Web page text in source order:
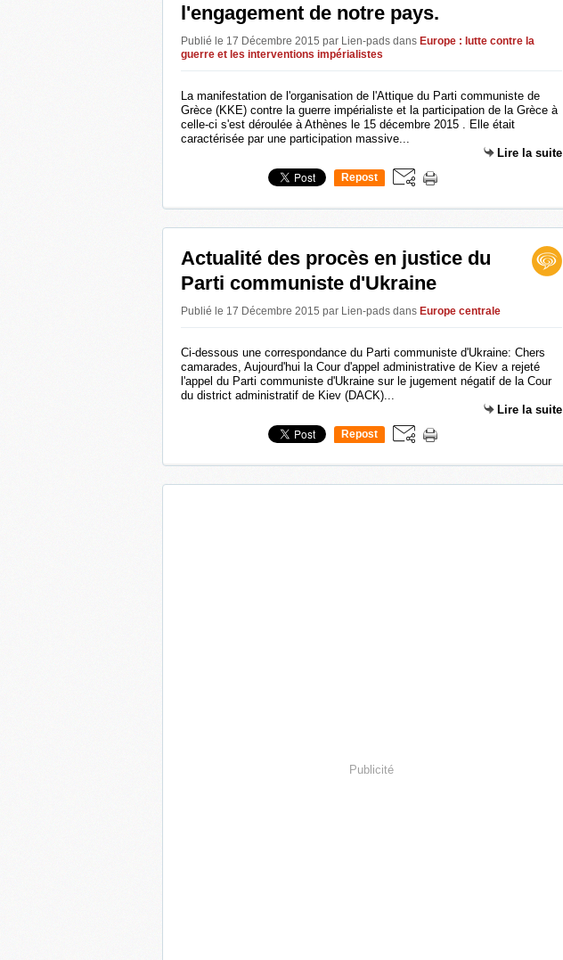
l'engagement de notre pays.
Publié le 17 Décembre 2015 par Lien-pads dans Europe : lutte contre la
guerre et les interventions impérialistes
La manifestation de l'organisation de l'Attique du Parti communiste de
Grèce (KKE) contre la guerre impérialiste et la participation de la Grèce à
celle-ci s'est déroulée à Athènes le 15 décembre 2015 . Elle était
caractérisée par une participation massive...
Lire la suite
Repost
Actualité des procès en justice du
Parti communiste d'Ukraine
Publié le 17 Décembre 2015 par Lien-pads dans Europe centrale
Ci-dessous une correspondance du Parti communiste d'Ukraine: Chers
camarades, Aujourd'hui la Cour d'appel administrative de Kiev a rejeté
l'appel du Parti communiste d'Ukraine sur le jugement négatif de la Cour
du district administratif de Kiev (DACK)...
Lire la suite
Repost
Publicité